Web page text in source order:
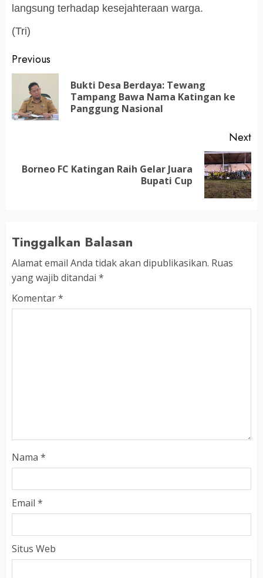
langsung terhadap kesejahteraan warga.
(Tri)
Post
navigation
Previous
Bukti Desa Berdaya: Tewang
Tampang Bawa Nama Katingan ke
Panggung Nasional
Next
Next
Borneo FC Katingan Raih Gelar Juara
Bupati Cup
Tinggalkan Balasan
Alamat email Anda tidak akan dipublikasikan. Ruas
yang wajib ditandai *
Komentar*
Nama *
Email *
Situs Web